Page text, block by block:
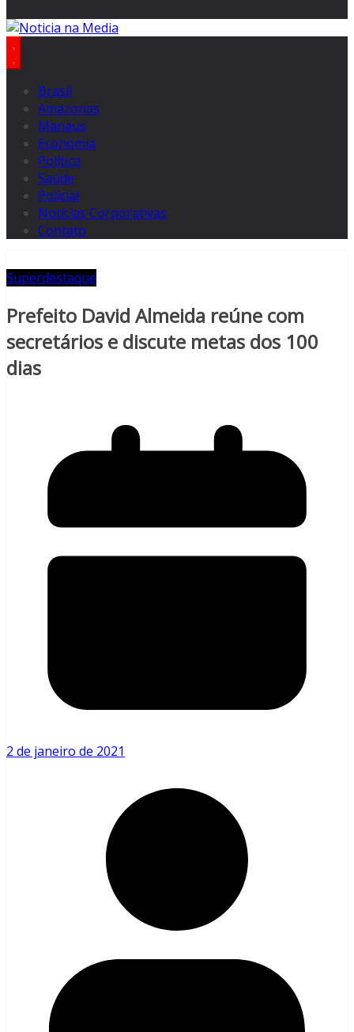
Brasil
Amazonas
Manaus
Economia
Politica
Saúde
Policial
Notícias Corporativas
Contato
Superdestaque
Prefeito David Almeida reúne com
secretários e discute metas dos 100
dias
2 de janeiro de 2021